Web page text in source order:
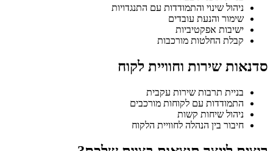
ניהול שינוי והתמודדות עם התנגדויות
שימור והנעת עובדים
ישיבות אפקטיביות
קבלת החלטות מורכבות
סדנאות שירות וחוויית לקוח
בניית תרבות שירות עקבית
התמודדות עם לקוחות מורכבים
ניהול שיחות קשות
חיבור בין הנהלה לחוויית הלקוח